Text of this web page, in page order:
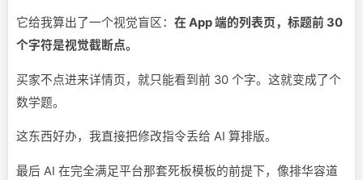
它给我算出了一个视觉盲区： 在 App 端的列表页，标题前 30
个字符是视觉截断点。
买家不点进来详情页，就只能看到前 30 个字。这就变成了个
数学题。
这东西好办，我直接把修改指令丢给 AI 算排版。
最后 AI 在完全满足平台那套死板模板的前提下，像排华容道